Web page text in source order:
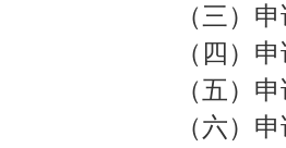
（三）申
（四）申
（五）申请
（六）申